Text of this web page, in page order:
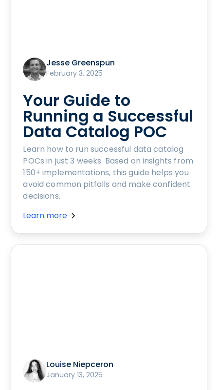
Jesse Greenspun
February 3, 2025
Your Guide to
Running a Successful
Data Catalog POC
Learn how to run successful data catalog
POCs in just 3 weeks. Based on insights from
150+ implementations, this guide helps you
avoid common pitfalls and make confident
decisions.
Learn more
Louise Niepceron
January 13, 2025